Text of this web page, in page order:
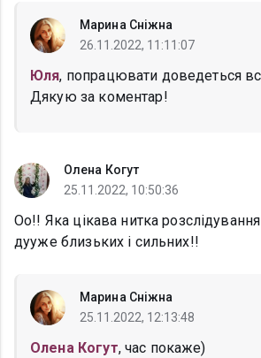
Марина Сніжна
26.11.2022, 11:11:07
Юля, попрацювати доведеться
Дякую за коментар!
Олена Когут
25.11.2022, 10:50:36
Оо!! Яка цікава нитка
дууже близьких і сильних!!
Марина Сніжна
25.11.2022, 12:13:48
Олена Когут, час покаже)